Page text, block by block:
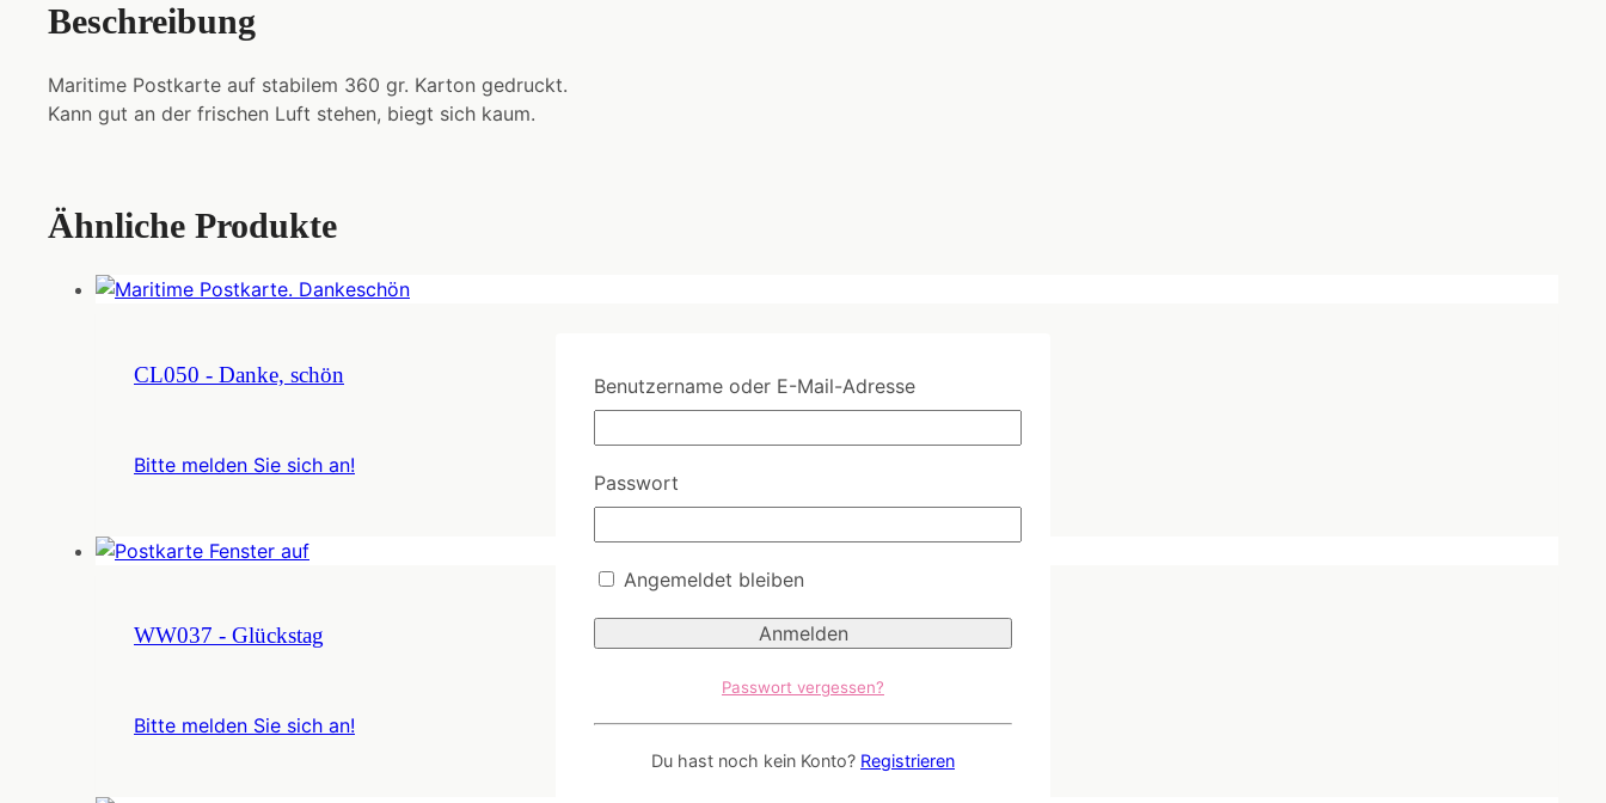
Beschreibung
Maritime Postkarte auf stabilem 360 gr. Karton gedruckt.
Kann gut an der frischen Luft stehen, biegt sich kaum.
Ähnliche Produkte
CL050 - Danke, schön
Bitte melden Sie sich an!
WW037 - Glückstag
Bitte melden Sie sich an!
Benutzername oder E-Mail-Adresse
Passwort
Angemeldet bleiben
Passwort vergessen?
Du hast noch kein Konto? Registrieren